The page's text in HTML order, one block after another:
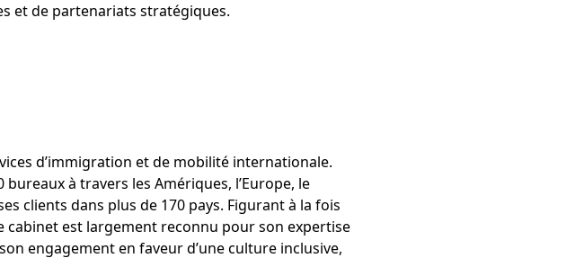
et de partenariats stratégiques.
d’immigration et de mobilité internationale.
à travers les Amériques, l’Europe, le
clients dans plus de 170 pays. Figurant à la fois
cabinet est largement reconnu pour son expertise
engagement en faveur d’une culture inclusive,